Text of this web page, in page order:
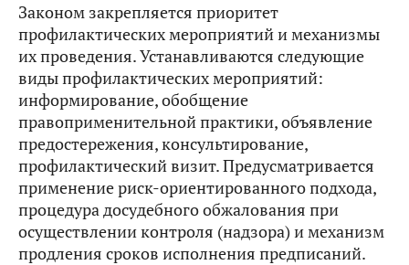
Законом закрепляется приоритет
профилактических мероприятий и механизмы
их проведения. Устанавливаются следующие
виды профилактических мероприятий:
информирование, обобщение
правоприменительной практики, объявление
предостережения, консультирование,
профилактический визит. Предусматривается
применение риск-ориентированного подхода,
процедура досудебного обжалования при
осуществлении контроля (надзора) и механизм
продления сроков исполнения предписаний.